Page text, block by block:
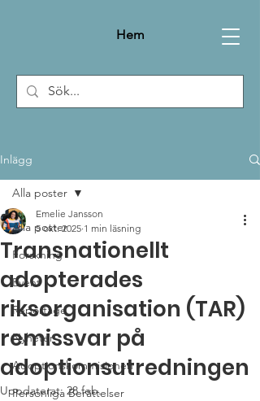
Hem
Inlägg
Alla poster
Forskning
Event
Reportage
Nyheter
Adoptionskommisionen
Personliga Berättelser
Alla poster
Transnationellt
adopterades
riksorganisation (TAR)
remissvar på
adoptionsutredningen
Emelie Jansson
5 okt. 2025 1 min läsning
Uppdaterat:28 feb.